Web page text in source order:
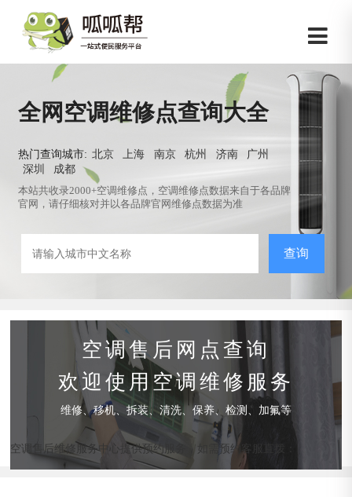
全网空调维修点查询大全
热门查询城市: 北京 上海 南京 杭州 济南
广州
深圳
成都
本站共收录2000+空调维修点，空调维修点数据来自于各品牌
官网，请仔细核对并以各品牌官网维修点数据为准
查询
空调售后网点查询
欢迎使用空调维修服务
维修、移机、拆装、清洗、保养、检测、加氟等
空调售后维修服务中心提供预约服务，如需预约客服直拨：